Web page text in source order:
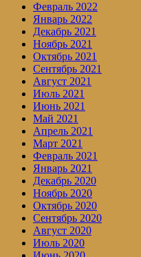
Февраль 2022
Январь 2022
Декабрь 2021
Ноябрь 2021
Октябрь 2021
Сентябрь 2021
Август 2021
Июль 2021
Июнь 2021
Май 2021
Апрель 2021
Март 2021
Февраль 2021
Январь 2021
Декабрь 2020
Ноябрь 2020
Октябрь 2020
Сентябрь 2020
Август 2020
Июль 2020